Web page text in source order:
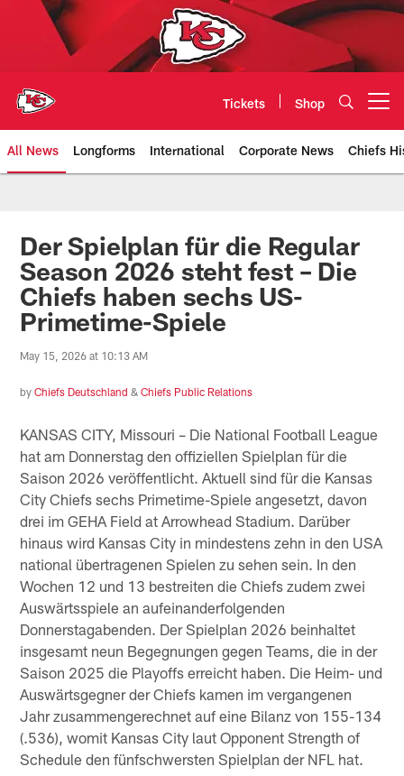
Tickets Shop
All News Longforms International Corporate News Chiefs
Kansas City Chiefs Official
Der Spielplan für die Regular
Season 2026 steht fest – Die
Chiefs haben sechs US-
Primetime-Spiele
May 15, 2026 at 10:13 AM
byChiefs Deutschland &Chiefs Public Relations
KANSAS CITY, Missouri – Die National Football League
hat am Donnerstag den offiziellen Spielplan für die
Saison 2026 veröffentlicht. Aktuell sind für die Kansas
City Chiefs sechs Primetime-Spiele angesetzt, davon
drei im GEHA Field at Arrowhead Stadium. Darüber
hinaus wird Kansas City in mindestens zehn in den USA
national übertragenen Spielen zu sehen sein. In den
Wochen 12 und 13 bestreiten die Chiefs zudem zwei
Auswärtsspiele an aufeinanderfolgenden
Donnerstagabenden. Der Spielplan 2026 beinhaltet
insgesamt neun Begegnungen gegen Teams, die in der
Saison 2025 die Playoffs erreicht haben. Die Heim- und
Auswärtsgegner der Chiefs kamen im vergangenen
Jahr zusammengerechnet auf eine Bilanz von 155-134
(.536), womit Kansas City laut Opponent Strength of
Schedule den fünfschwersten Spielplan der NFL hat.